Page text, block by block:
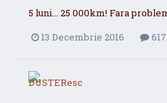
5 luni... 25 000km! Fara
13 Decembrie 2016